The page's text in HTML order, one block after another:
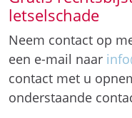
letselschade
Neem contact op
een e-mail naar
contact met u
onderstaande